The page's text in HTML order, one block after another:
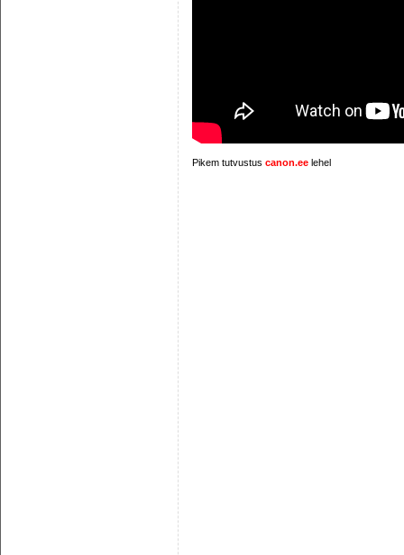
Pikem tutvustus canon.ee lehel